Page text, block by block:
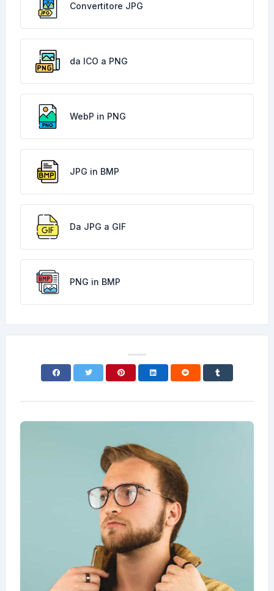
Convertitore JPG
da ICO a PNG
WebP in PNG
JPG in BMP
Da JPG a GIF
PNG in BMP